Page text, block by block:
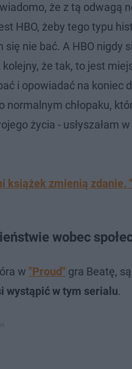
że z tą odwagą
HBO, żeby tego typu
nie bać. A HBO nigdy
kolejny, że tak, to jest
i opowiadać na koniec
normalnym chłopaku,
życia - usłyszałam w
książek zmienią zdanie.
wobec
w "Proud" gra Beatę,
wystąpić w tym serialu.